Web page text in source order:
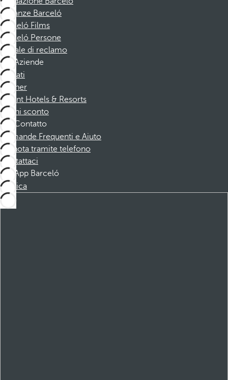
Vacanze Barceló
Barceló Films
Barceló Persone
Canale di reclamo
Aziende
Affiliati
Partner
Dorint Hotels & Resorts
Buoni sconto
Contatto
Domande Frequenti e Aiuto
Prenota tramite telefono
Contattaci
App Barceló
Scarica